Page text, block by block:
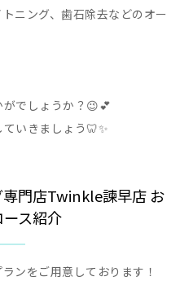
ニング、歯石除去などのオー
でしょうか？😉💕
いきましょう🦷✨
門店Twinkle諫早店 お
ス紹介
ンをご用意しております！